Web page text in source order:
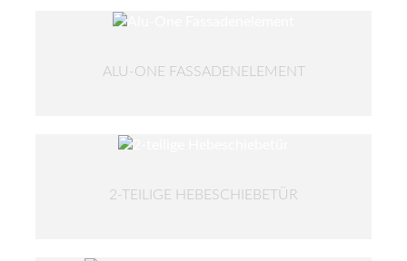
ALU-ONE FASSADENELEMENT
2-TEILIGE HEBESCHIEBETÜR